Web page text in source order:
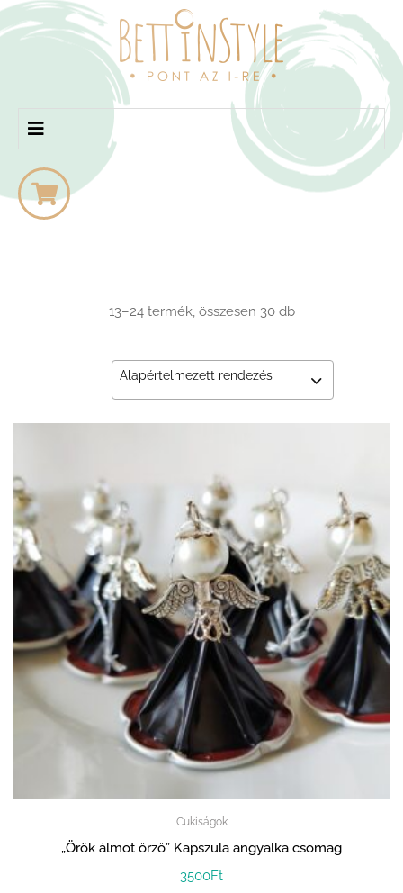
bettinstyle
13–24 termék, összesen 30 db
Alapértelmezett rendezés
Cukiságok
„Örök álmot őrző” Kapszula angyalka csomag
3500Ft